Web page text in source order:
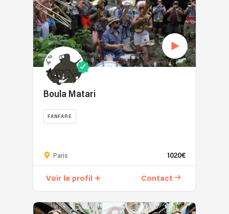
Boula Matari
FANFARE
Paris 1020€
Voir le profil Contact